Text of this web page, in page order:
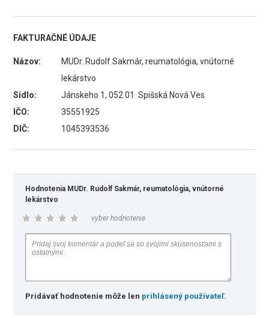
FAKTURAČNÉ ÚDAJE
Názov:
MUDr. Rudolf Sakmár, reumatológia, vnútorné
lekárstvo
Sídlo:
Jánskeho 1, 052 01 Spišská Nová Ves
IČO:
35551925
DIČ:
1045393536
Hodnotenia MUDr. Rudolf Sakmár, reumatológia, vnútorné
lekárstvo
vyber hodnotenie
Pridávať hodnotenie môže len prihlásený používateľ.